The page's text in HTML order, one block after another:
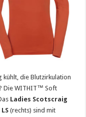
kühlt, die Blutzirkulation
Die WITHIT™ Soft
Ladies Scotscraig
(rechts) sind mit